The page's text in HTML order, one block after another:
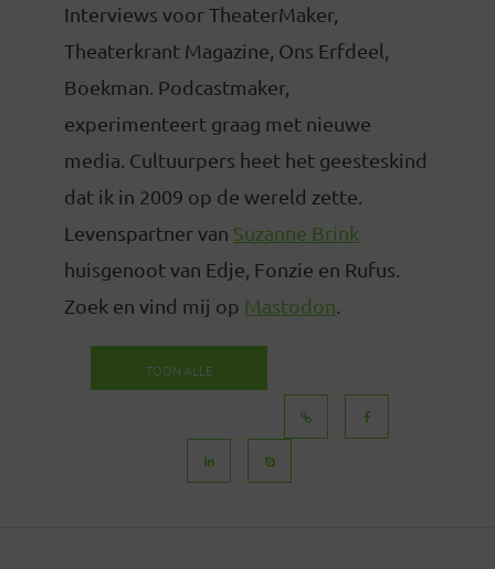
Interviews voor TheaterMaker,
Theaterkrant Magazine, Ons Erfdeel,
Boekman. Podcastmaker,
experimenteert graag met nieuwe
media. Cultuurpers heet het geesteskind
dat ik in 2009 op de wereld zette.
Levenspartner van Suzanne Brink
huisgenoot van Edje, Fonzie en Rufus.
Zoek en vind mij op Mastodon
TOON ALLE